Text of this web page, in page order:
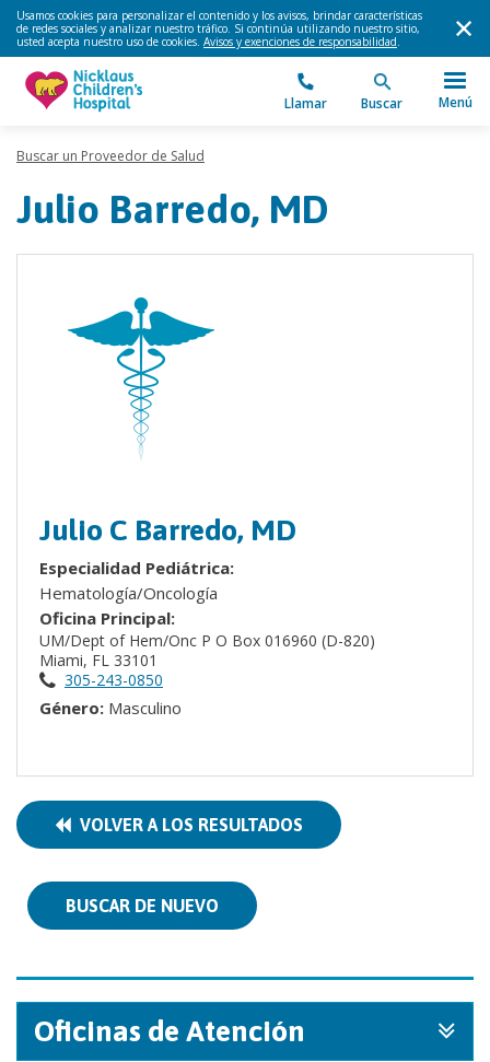
Usamos cookies para personalizar el contenido y los avisos, brindar características
de redes sociales y analizar nuestro tráfico. Si continúa utilizando nuestro sitio,
usted acepta nuestro uso de cookies. Avisos y exenciones de responsabilidad.
Llamar Buscar Menú
Buscar un Proveedor de Salud
Julio Barredo, MD
Julio C Barredo, MD
Especialidad Pediátrica:
Hematología/Oncología
Oficina Principal:
UM/Dept of Hem/Onc P O Box 016960 (D-820)
Miami, FL 33101
305-243-0850
Género: Masculino
VOLVER A LOS RESULTADOS
BUSCAR DE NUEVO
Oficinas de Atención